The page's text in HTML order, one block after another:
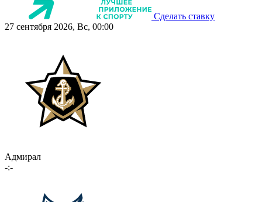
Сделать ставку
27 сентября 2026, Вс, 00:00
Адмирал
-:-